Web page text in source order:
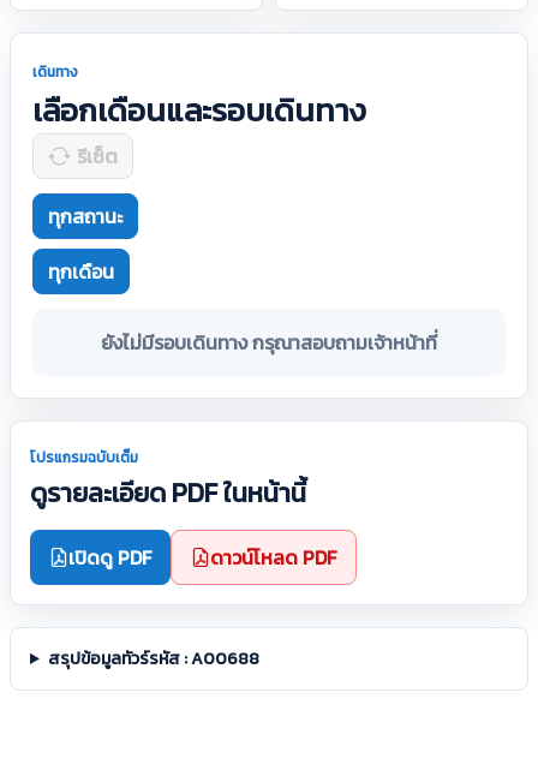
เดินทาง
เลือกเดือนและรอบเดินทาง
รีเซ็ต
ทุกสถานะ
ทุกเดือน
ยังไม่มีรอบเดินทาง กรุณาสอบถามเจ้าหน้าที่
โปรแกรมฉบับเต็ม
ดูรายละเอียด PDF ในหน้านี้
เปิดดู PDF ดาวน์โหลด PDF
สรุปข้อมูลทัวร์รหัส : A00688